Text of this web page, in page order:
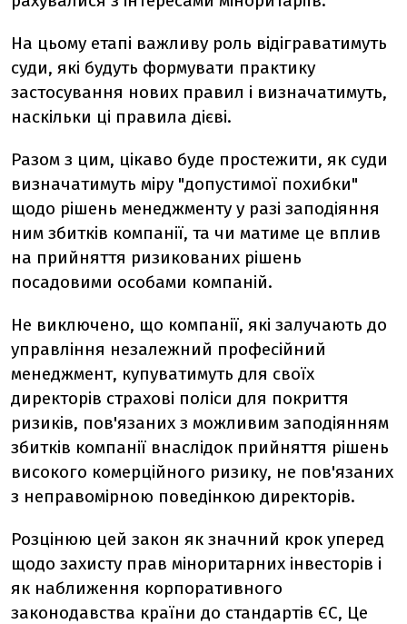
На цьому етапі важливу роль відіграватимуть
суди, які будуть формувати практику
застосування нових правил і визначатимуть,
наскільки ці правила дієві.
Разом з цим, цікаво буде простежити, як суди
визначатимуть міру "допустимої похибки"
щодо рішень менеджменту у разі заподіяння
ним збитків компанії, та чи матиме це вплив
на прийняття ризикованих рішень
посадовими особами компаній.
Не виключено, що компанії, які залучають до
управління незалежний професійний
менеджмент, купуватимуть для своїх
директорів страхові поліси для покриття
ризиків, пов'язаних з можливим заподіянням
збитків компанії внаслідок прийняття рішень
високого комерційного ризику, не пов'язаних
з неправомірною поведінкою директорів.
Розцінюю цей закон як значний крок уперед
щодо захисту прав міноритарних інвесторів і
як наближення корпоративного
законодавства країни до стандартів ЄС, Це